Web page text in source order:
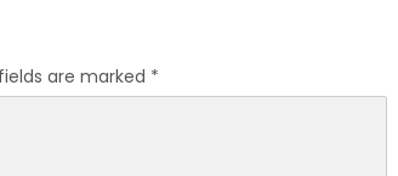
are marked *